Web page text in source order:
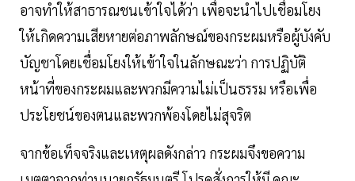
อาจทําให้สาธารณชนเข้าใจได้ว่า เพื่อจะนําไปเชื่อมโยง
ให้เกิดความเสียหายต่อภาพลักษณ์ของกระผมหรือผู้บังคับ
บัญชาโดยเชื่อมโยงให้เข้าใจในลักษณะว่า การปฏิบัติ
หน้าที่ของกระผมและพวกมีความไม่เป็นธรรม หรือเพื่อ
ประโยชน์ของตนและพวกพ้องโดยไม่สุจริต
จากข้อเท็จจริงและเหตุผลดังกล่าว กระผมจึงขอความ